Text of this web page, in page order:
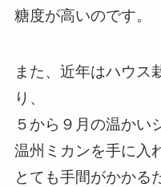
糖度が高いのです。
また、近年はハウス
り、
５から９月の温かい
温州ミカンを手に入
とても手間がかかる